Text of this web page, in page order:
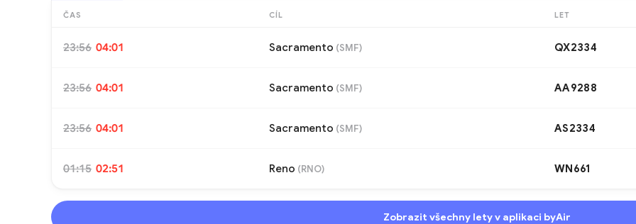
ČAS CÍL LET
23:56 04:01 Sacramento (SMF) QX2334
23:56 04:01 Sacramento (SMF) AA9288
23:56 04:01 Sacramento (SMF) AS2334
01:15 02:51 Reno (RNO) WN661
Zobrazit všechny lety v aplikaci byAir